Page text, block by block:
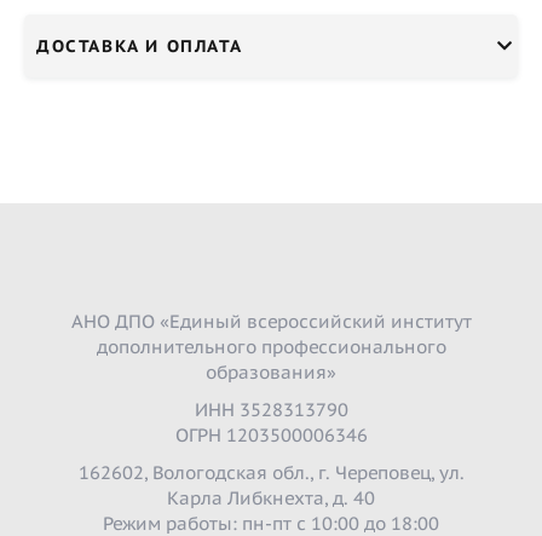
ДОСТАВКА И ОПЛАТА
АНО ДПО «Единый всероссийский институт
дополнительного профессионального
образования»
ИНН 3528313790
ОГРН 1203500006346
162602, Вологодская обл., г. Череповец, ул.
Карла Либкнехта, д. 40
Режим работы: пн-пт с 10:00 до 18:00